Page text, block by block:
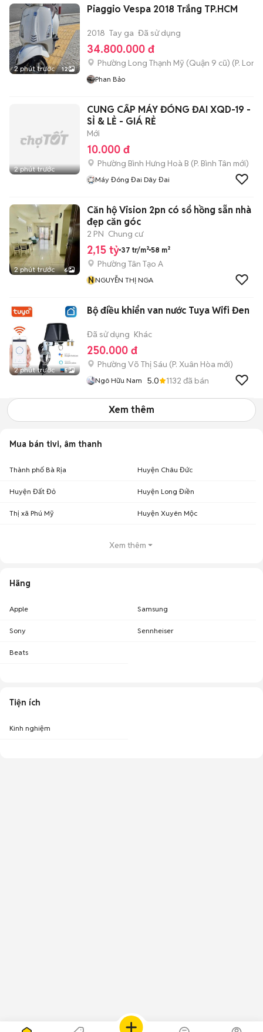
2 phút trước 12
Piaggio Vespa 2018 Trắng TP.HCM
2018 Tay ga Đã sử dụng
34.800.000 đ
Phường Long Thạnh Mỹ (Quận 9 cũ) (P.
Phan Bảo
2 phút trước
CUNG CẤP MÁY ĐÓNG ĐAI XQD-19 -
SỈ & LẺ - GIÁ RẺ
Mới
10.000 đ
Phường Bình Hưng Hoà B (P. Bình Tân mới)
Máy Đóng Đai Dây Đai
2 phút trước 6
Căn hộ Vision 2pn có sổ hồng sẵn nhà
đẹp căn góc
2 PN Chung cư
2,15 tỷ 37 tr/m² 58 m²
Phường Tân Tạo A
NNGUYỄN THỊ NGA
2 phút trước 5
Bộ điều khiển van nước Tuya Wifi Đen
Đã sử dụng Khác
250.000 đ
Phường Võ Thị Sáu (P. Xuân Hòa mới)
Ngô Hữu Nam 5.0 1132 đã bán
Xem thêm
Mua bán tivi, âm thanh
Thành phố Bà Rịa Huyện Châu Đức
Huyện Đất Đỏ Huyện Long Điền
Thị xã Phú Mỹ Huyện Xuyên Mộc
Xem thêm
Hãng
Apple Samsung
Sony Sennheiser
Beats
Tiện ích
Kinh nghiệm